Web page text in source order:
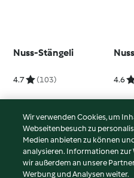
Nuss-Stängeli
4.7 (103) 4.6
© Copyright 2026
Nutzungsbedingungen
Wir verwenden Cookies, um
Webseitenbesuch zu
Medien anbieten zu können
analysieren. Informationen zur
wir außerdem an unsere
Werbung und Analysen weiter.